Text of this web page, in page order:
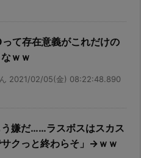
って存在意義がこれだけの
ｗｗ
2021/02/05(金) 08:22:48.890
う嫌だ……ラスボスはスカス
クっと終わらそ」→ｗｗ